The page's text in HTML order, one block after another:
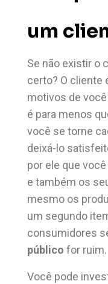
um
Se não existir o
certo? O cliente
motivos de
é para menos
você se torne
deixá-lo
por ele que
e também os
mesmo os
um segundo
consumidores
público for ruim.
Você pode